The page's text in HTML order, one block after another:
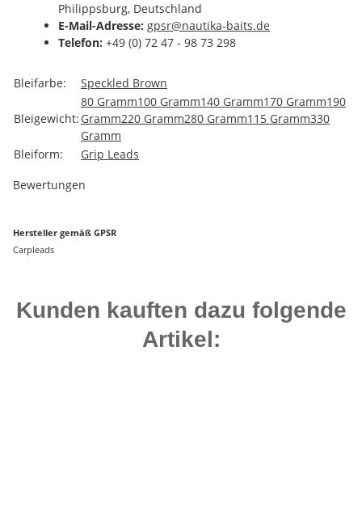
Philippsburg, Deutschland
E-Mail-Adresse: gpsr@nautika-baits.de
Telefon: +49 (0) 72 47 - 98 73 298
Produkteigenschaft
Wert
Bleifarbe: Speckled Brown
Bleigewicht:
80 Gramm100 Gramm140 Gramm170 Gramm190
Gramm220 Gramm280 Gramm115 Gramm330
Gramm
Bleiform:
Grip Leads
Bewertungen
Hersteller gemäß GPSR
Carpleads
Kunden kauften dazu folgende
Artikel: